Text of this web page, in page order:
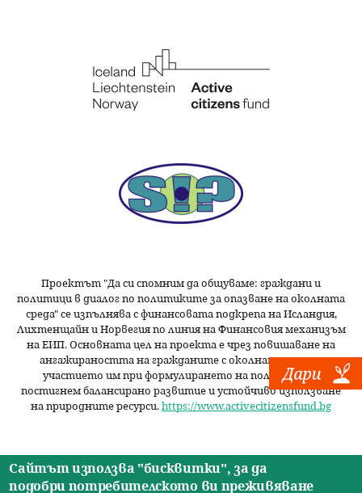
Проектът "Да си спомним даобщуваме: граждани и
политици в диалог по политиките за опазване на околната
среда" се изпълнява с финансовата подкрепа на Исландия,
Лихтенщайн и Норвегия по линия на Финансовия механизъм
на ЕИП. Основната цел на проекта е чрез повишаване на
ангажираността на гражданите с околната среда и
участието им при формулирането на политики да
постигнем балансирано развитие и устойчиво използване
на природните ресурси.https://www.activecitizensfund.bg
Начало Новини Видео Ресурси За нас Екип
Сайтът използва "бисквитки", за да
подобри потребителското ви преживяване